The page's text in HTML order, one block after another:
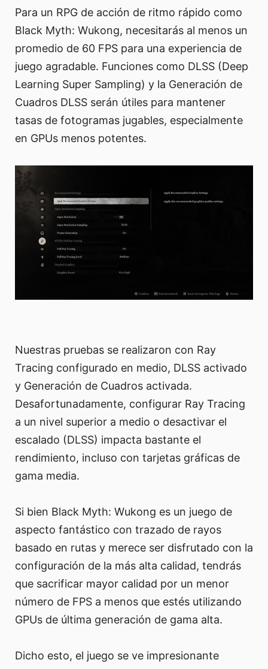
Para un RPG de acción de ritmo rápido como
Black Myth: Wukong, necesitarás al menos un
promedio de 60 FPS para una experiencia de
juego agradable. Funciones como DLSS (Deep
Learning Super Sampling) y la Generación de
Cuadros DLSS serán útiles para mantener
tasas de fotogramas jugables, especialmente
en GPUs menos potentes.
Nuestras pruebas se realizaron con Ray
Tracing configurado en medio, DLSS activado
y Generación de Cuadros activada.
Desafortunadamente, configurar Ray Tracing
a un nivel superior a medio o desactivar el
escalado (DLSS) impacta bastante el
rendimiento, incluso con tarjetas gráficas de
gama media.
Si bien Black Myth: Wukong es un juego de
aspecto fantástico con trazado de rayos
basado en rutas y merece ser disfrutado con la
configuración de la más alta calidad, tendrás
que sacrificar mayor calidad por un menor
número de FPS a menos que estés utilizando
GPUs de última generación de gama alta.
Dicho esto, el juego se ve impresionante